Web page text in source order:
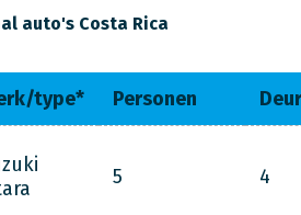
auto's Costa Rica
type* Personen
5 4